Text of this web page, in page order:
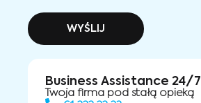
WYŚLIJ
Business Assistance 24/7
Twoja firma pod stałą opieką